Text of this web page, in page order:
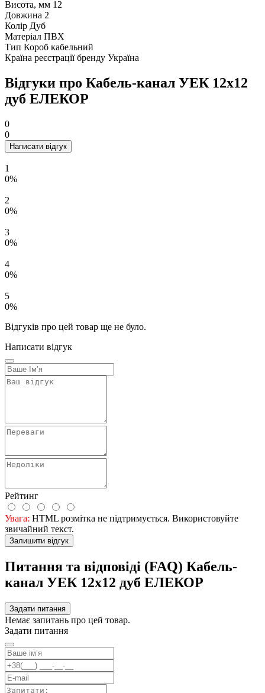
Висота, мм 12
Довжина 2
Колір Дуб
Матеріал ПВХ
Тип Короб кабельний
Країна реєстрації бренду Україна
Відгуки про Кабель-канал УЕК 12х12
дуб ЕЛЕКОР
0
0
Написати відгук
1
0%
2
0%
3
0%
4
0%
5
0%
Відгуків про цей товар ще не було.
Написати відгук
Рейтинг
Увага: HTML розмітка не підтримується. Використовуйте
звичайний текст.
Залишити відгук
Питання та відповіді (FAQ) Кабель-
канал УЕК 12х12 дуб ЕЛЕКОР
Задати питання
Немає запитань про цей товар.
Задати питання